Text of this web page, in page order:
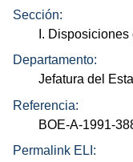
Sección:
I.
Departamento:
Jefatura del
Referencia:
BOE-A-1991-
Permalink ELI: